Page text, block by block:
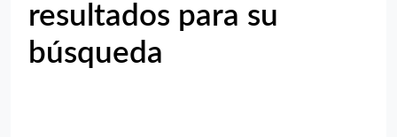
resultados para su
búsqueda